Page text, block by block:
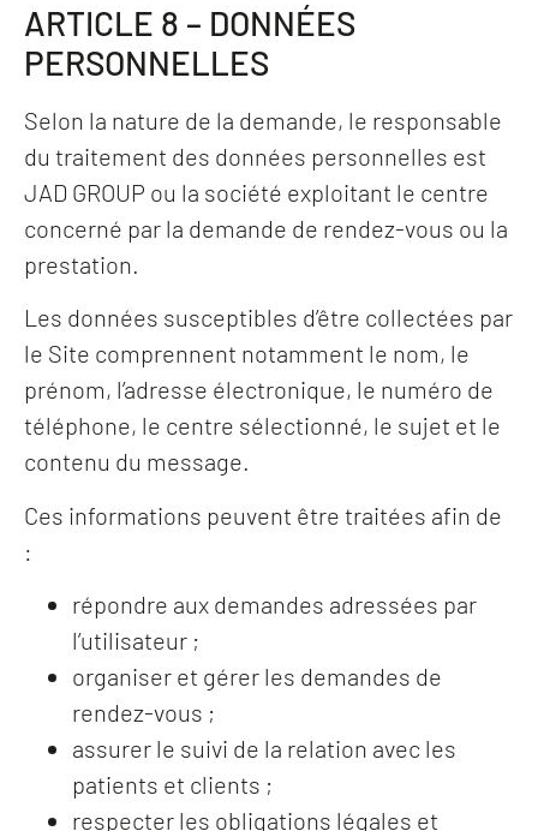
ARTICLE 8 – DONNÉES
PERSONNELLES
Selon la nature de la demande, le responsable
du traitement des données personnelles est
JAD GROUP ou la société exploitant le centre
concerné par la demande de rendez-vous ou la
prestation.
Les données susceptibles d’être collectées par
le Site comprennent notamment le nom, le
prénom, l’adresse électronique, le numéro de
téléphone, le centre sélectionné, le sujet et le
contenu du message.
Ces informations peuvent être traitées afin de
:
répondre aux demandes adressées par
l’utilisateur ;
organiser et gérer les demandes de
rendez-vous ;
assurer le suivi de la relation avec les
patients et clients ;
respecter les obligations légales et